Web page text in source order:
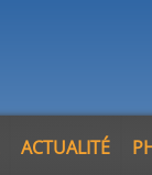
ACTUALITÉ